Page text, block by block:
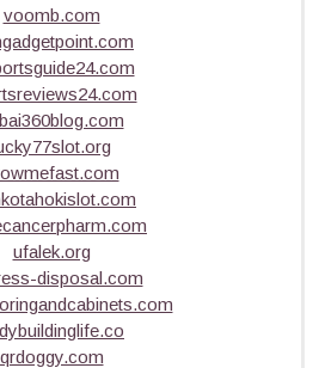
voomb.com
ufalek.org
disposal.com
qrdoggy.com